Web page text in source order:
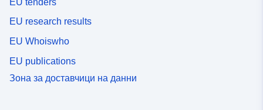
EU research results
EU Whoiswho
EU publications
Зона за доставчици на данни